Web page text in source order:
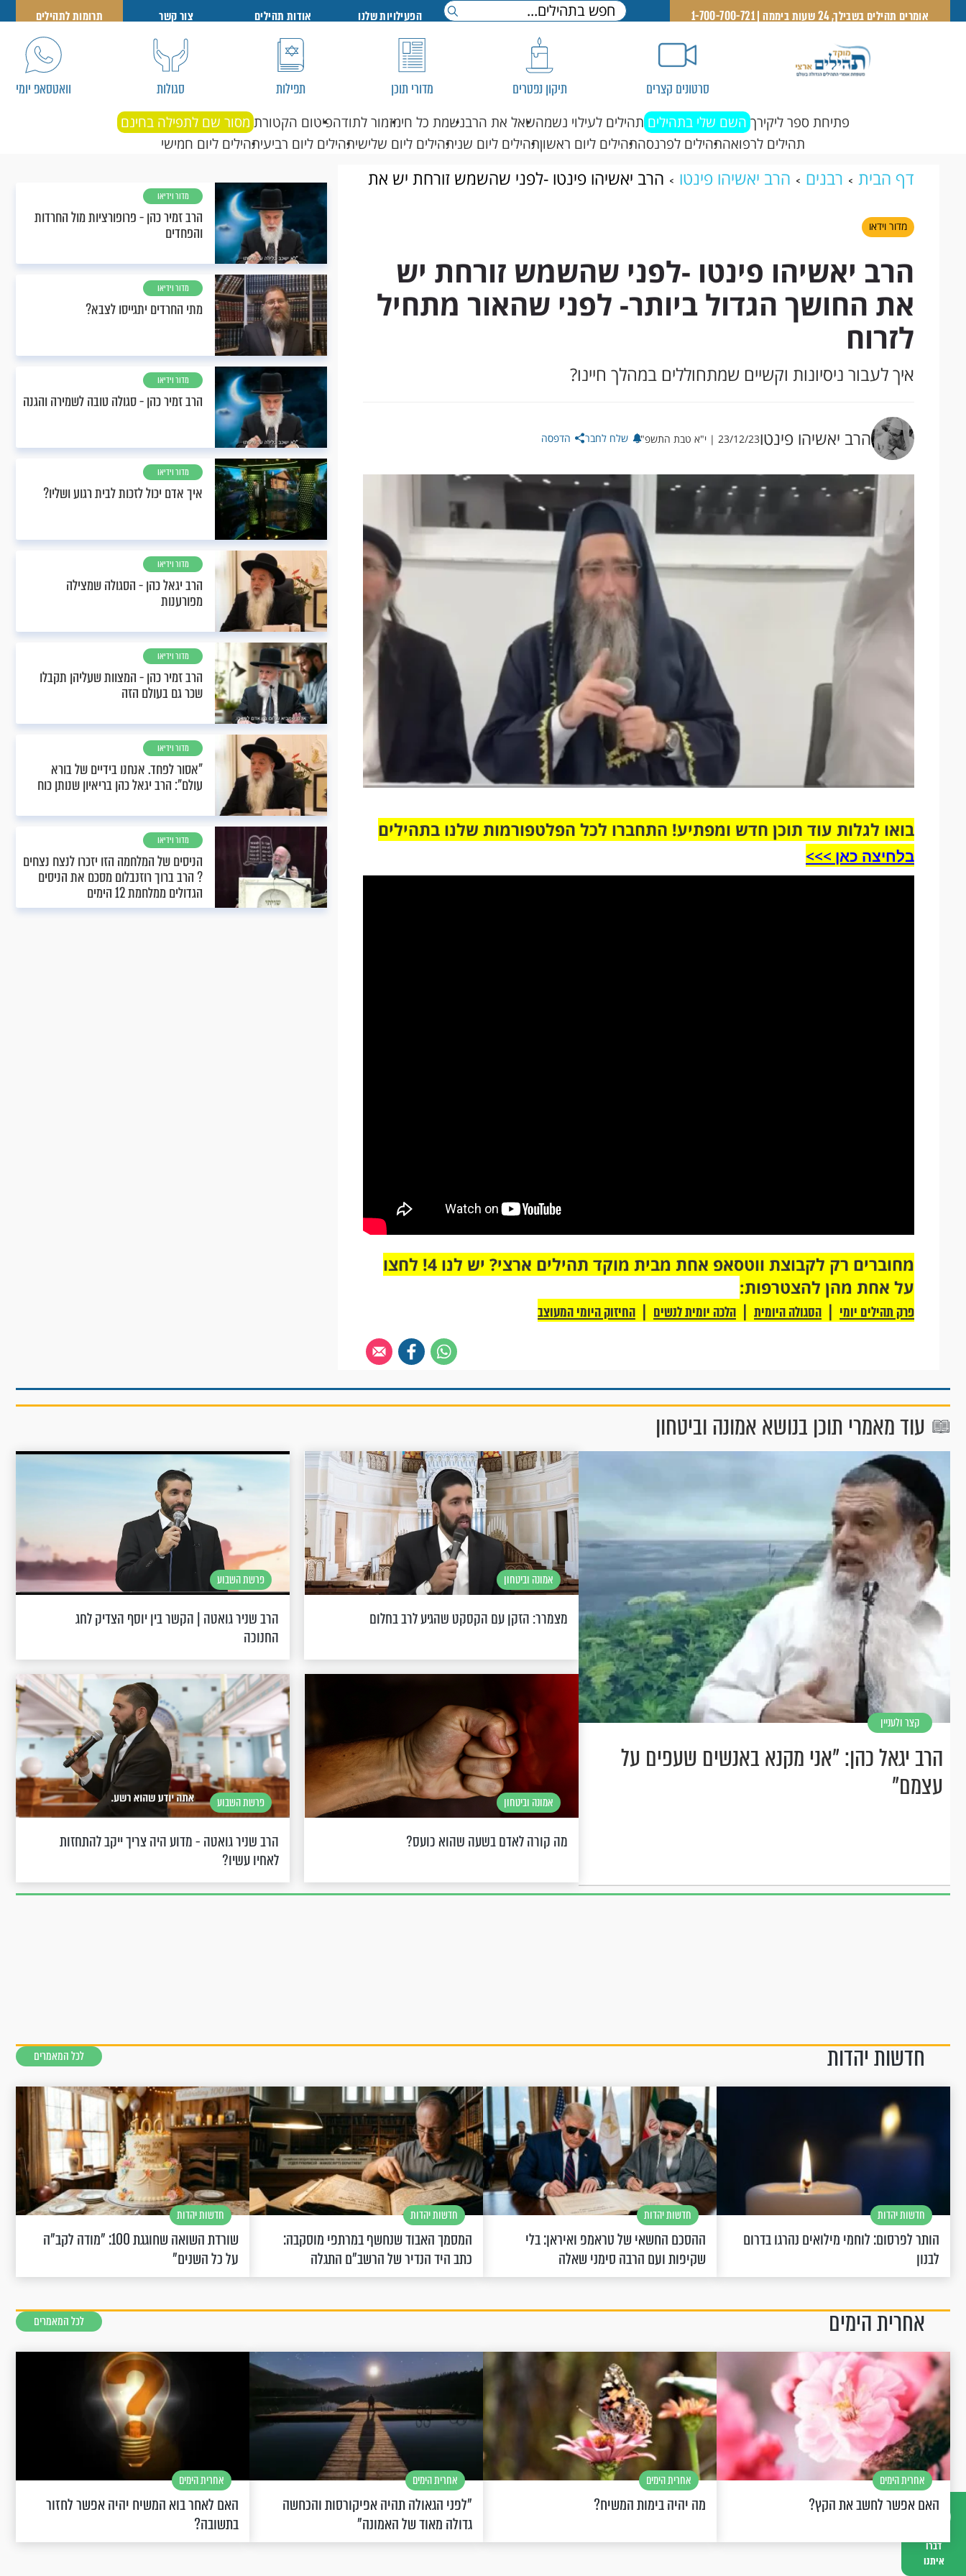
דברו
איתנו
אומרים תהילים בשבילך, 24 שעות ביממה | 1-700-700-721 הפעילויות שלנו אודות תהילים צור קשר תרומות לתהילים
סרטונים קצרים תיקון נפטרים מדורי תוכן תפילות סגולות וואטסאפ יומי
פתיחת ספר ליקירך השם שלי בתהילים תהילים לעילוי נשמהשאל את הרבנשמת כל חימזמור לתודהפיטום הקטורת מסור שם לתפילה בחינם
תהילים לרפואהתהילים לפרנסהתהילים ליום ראשוןתהילים ליום שניתהילים ליום שלישיתהילים ליום רביעיתהילים ליום חמישי
דף הבית רבנים הרב יאשיהו פינטו
הרב יאשיהו פינטו -לפני שהשמש זורחת יש את
החושך הגדול ביותר- לפני שהאור מתחיל לזרוח
מדור וידאו
הרב יאשיהו פינטו -לפני שהשמש זורחת יש
את החושך הגדול ביותר- לפני שהאור מתחיל
לזרוח
איך לעבור ניסיונות וקשיים שמתחוללים במהלך חיינו?
הרב יאשיהו פינטו23/12/23 | י"א טבת התשפ"ד שלח לחבר הדפסה
בואו לגלות עוד תוכן חדש ומפתיע! התחברו לכל הפלטפורמות שלנו בתהילים
בלחיצה כאן >>>​
מחוברים רק לקבוצת ווטסאפ אחת מבית מוקד תהילים ארצי? יש לנו 4! לחצו
על אחת מהן להצטרפות:
פרק תהילים יומי | הסגולה היומית | הלכה יומית לנשים | החיזוק היומי המעוצב
מדור וידיאו
הרב זמיר כהן - פרופורציות מול החרדות
והפחדים
מדור וידיאו
מתי החרדים יתגייסו לצבא?
מדור וידיאו
הרב זמיר כהן - סגולה טובה לשמירה והגנה
מדור וידיאו
איך אדם יכול לזכות לבית רגוע ושליו?
מדור וידיאו
הרב יגאל כהן - הסגולה שמצילה
מפורענות
מדור וידיאו
הרב זמיר כהן - המצוות שעליהן תקבלו
שכר גם בעולם הזה
מדור וידיאו
"אסור לפחד. אנחנו בידיים של בורא
עולם": הרב יגאל כהן בריאיון שנותן כוח
מדור וידיאו
הניסים של המלחמה הזו יזכרו לנצח נצחים
? הרב ברוך רוזנבלום מסכם את הניסים
הגדולים ממלחמת 12 הימים
עוד מאמרי תוכן בנושא אמונה וביטחון
קצר ולעניין
הרב יגאל כהן: "אני מקנא באנשים שעפים על
עצמם"
אמונה וביטחון
מצמרר: הזקן עם הקסקט שהגיע לרב בחלום
פרשת השבוע
הרב שניר גואטה | הקשר בין יוסף הצדיק לחג
החנוכה
אמונה וביטחון
מה קורה לאדם בשעה שהוא כועס?
פרשת השבוע
הרב שניר גואטה - מדוע היה צריך ייקב להתחזות
לאחיו עשיו?
חדשות יהדות לכל המאמרים
חדשות יהדות
הותר לפרסום: לוחמי מילואים נהרגו בדרום
לבנון
חדשות יהדות
ההסכם החשאי של טראמפ ואיראן: בלי
שקיפות ועם הרבה סימני שאלה
חדשות יהדות
המסמך האבוד שנחשף במרתפי מוסקבה:
כתב היד הנדיר של הרשב"ם התגלה
חדשות יהדות
שורדת השואה שחוגגת 100: "מודה לקב"ה
על כל השנים"
אחרית הימים לכל המאמרים
אחרית הימים
האם אפשר לחשב את הקץ?
אחרית הימים
מה יהיה בימות המשיח?
אחרית הימים
"לפני הגאולה תהיה אפיקורסות והכחשה
גדולה מאוד של האמונה"
אחרית הימים
האם לאחר בוא המשיח יהיה אפשר לחזור
בתשובה?